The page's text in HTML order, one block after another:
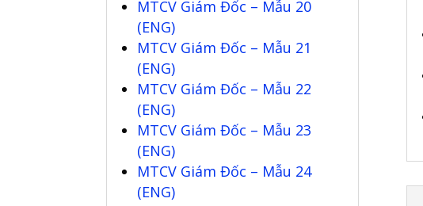
MTCV Giám Đốc – Mẫu 20
(ENG)
MTCV Giám Đốc – Mẫu 21
(ENG)
MTCV Giám Đốc – Mẫu 22
(ENG)
MTCV Giám Đốc – Mẫu 23
(ENG)
MTCV Giám Đốc – Mẫu 24
(ENG)